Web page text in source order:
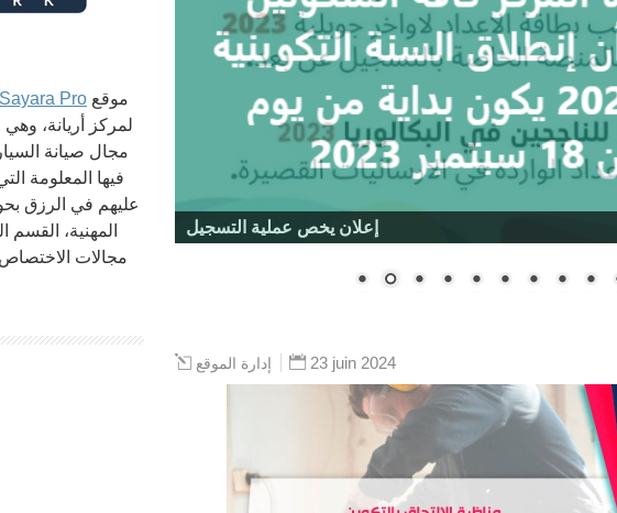
إعلان يخص عملية التسجيل
إدارة الموقع 23 juin 2024
موقع Sayara Pro
لمركز أريانة،
مجال صيانة
فيها المعلومة
عليهم في الرزق
المهنية،
مجالات